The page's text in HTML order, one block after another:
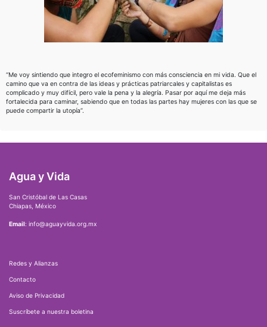
“Me voy sintiendo que integro el ecofeminismo con más consciencia en mi vida. Que el
camino que va en contra de las ideas y prácticas patriarcales y capitalistas es
complicado y muy difícil, pero vale la pena y la alegría. Pasar por aquí me deja más
fortalecida para caminar, sabiendo que en todas las partes hay mujeres con las que se
puede compartir la utopía”.
Agua y Vida
San Cristóbal de Las Casas
Chiapas, México
Email: info@aguayvida.org.mx
Redes y Alianzas
Contacto
Aviso de Privacidad
Suscríbete a nuestra boletina